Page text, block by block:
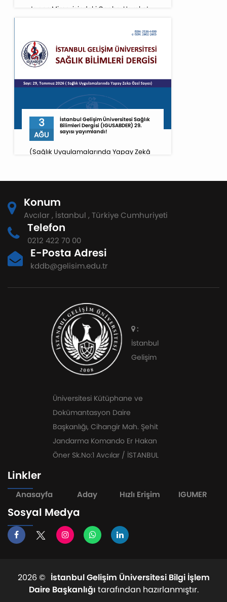
Japon Mimarisindeki Cephe, Hareket,
Aramak [03.08.2026 saat 20.00-21.00]
3
AĞU
İstanbul Gelişim Üniversitesi Sağlık
Bilimleri Dergisi (IGUSABDER) 29.
sayısı yayımlandı!
(Sağlık Uygulamalarında Yapay Zekâ
Konum
Avcılar , İstanbul , Türkiye Cumhuriyeti
Telefon
0212 422 70 00
E-Posta Adresi
kddb@gelisim.edu.tr
:
İstanbul
Gelişim
Üniversitesi Kütüphane ve
Dokümantasyon Daire
Başkanlığı, Cihangir Mah. Şehit
Jandarma Komando Er Hakan
Öner Sk.No:1 Avcılar / İSTANBUL
Linkler
Anasayfa Aday Hızlı Erişim IGUMER
Sosyal Medya
2026 © İstanbul Gelişim Üniversitesi Bilgi İşlem
Daire Başkanlığı tarafından hazırlanmıştır.